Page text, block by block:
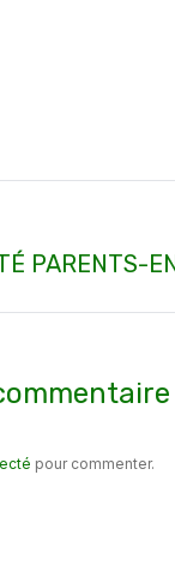
PARENTS-
pour commenter.